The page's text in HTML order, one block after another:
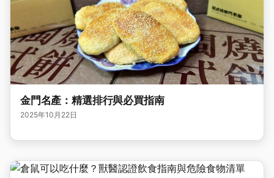
金門名產：精選排行與必買指南
2025年10月22日